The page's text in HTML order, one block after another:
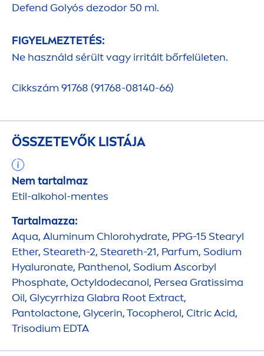
Defend Golyós dezodor 50 ml.
FIGYELMEZTETÉS:
Ne használd sérült vagy irritált bőrfelületen.
Cikkszám 91768 (91768-08140-66)
ÖSSZETEVŐK LISTÁJA
Nem tartalmaz
Etil-alkohol-mentes
Tartalmazza:
Aqua, Aluminum Chlorohydrate, PPG-15 Stearyl
Ether, Steareth-2, Steareth-21, Parfum, Sodium
Hyaluronate, Panthenol, Sodium Ascorbyl
Phosphate, Octyldodecanol, Persea Gratissima
Oil, Glycyrrhiza Glabra Root Extract,
Pantolactone, Glycerin, Tocopherol, Citric Acid,
Trisodium EDTA